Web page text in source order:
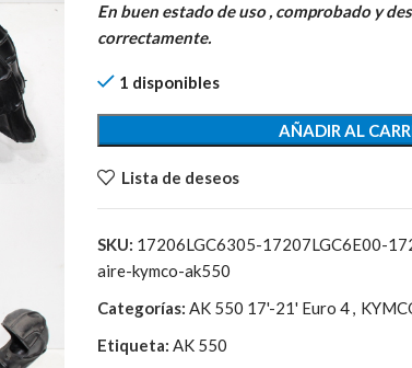
original
era:
128,60€.
actual
En buen estado de uso , comprobado y
correctamente.
1 disponibles
AÑADIR AL
Lista de deseos
SKU: 17206LGC6305-17207LGC6E00-
aire-kymco-ak550
Categorías: AK 550 17'-21' Euro 4,
Etiqueta: AK 550